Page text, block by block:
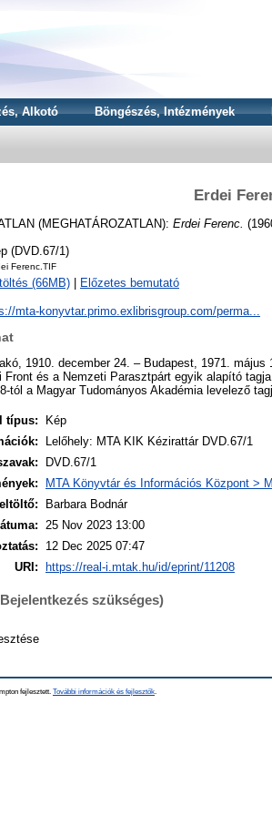
Alkotó Böngészés, Intézmények
Erdei
(MEGHATÁROZATLAN): Erdei Ferenc.
(DVD.67/1)
Ferenc.TIF
(66MB) Előzetes bemutató
mta-konyvtar.primo.exlibrisgroup.com/perma...
1910. december 24. – Budapest, 1971.
Front és a Nemzeti Parasztpárt egyik alapító
tól a Magyar Tudományos Akadémia levelező
típus:
Kép
Lelőhely: MTA KIK Kézirattár DVD.67/1
DVD.67/1
MTA Könyvtár és Információs Központ >
Barbara Bodnár
25 Nov 2023 13:00
12 Dec 2025 07:47
URI:
https://real-i.mtak.hu/id/eprint/11208
szükséges)
fejlesztett. További információk és fejlesztők